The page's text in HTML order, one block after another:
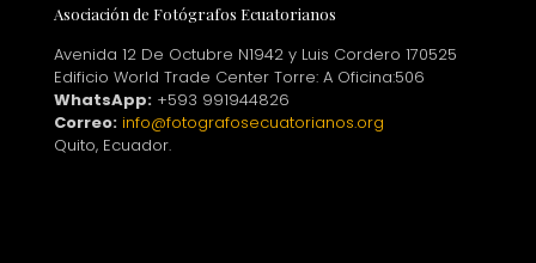
Asociación de Fotógrafos Ecuatorianos
Avenida 12 De Octubre N1942 y Luis Cordero 170525
Edificio World Trade Center Torre: A Oficina:506
WhatsApp: +593 991944826
Correo: info@fotografosecuatorianos.org
Quito, Ecuador.